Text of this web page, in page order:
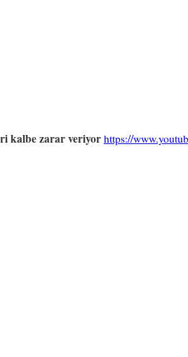
kalbe zarar veriyor https://